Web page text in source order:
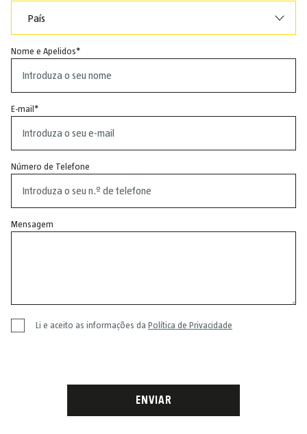
País
Nome e Apelidos
E-mail
Número de Telefone
Mensagem
Li e aceito as informações da Política de Privacidade
ENVIAR